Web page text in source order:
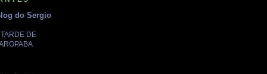
do Sergio
DE